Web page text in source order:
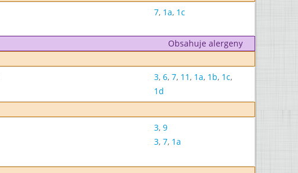
7, 1a, 1c
Obsahuje alergeny
3, 6, 7, 11, 1a, 1b, 1c,
1d
3, 9
3, 7, 1a